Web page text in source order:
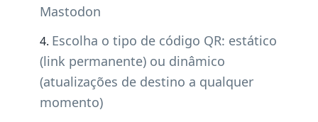
Mastodon
Escolha o tipo de código QR: estático
(link permanente) ou dinâmico
(atualizações de destino a qualquer
momento)